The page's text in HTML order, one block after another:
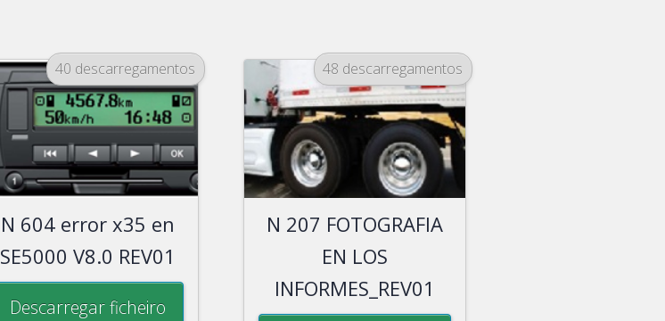
40 descarregamentos
N 604 error x35 en
SE5000 V8.0 REV01
Descarregar ficheiro
48 descarregamentos
N 207 FOTOGRAFIA
EN LOS
INFORMES_REV01